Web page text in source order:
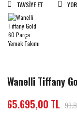
TAVSIYE ET
Wanelli Tiffany
65.695,00 TL